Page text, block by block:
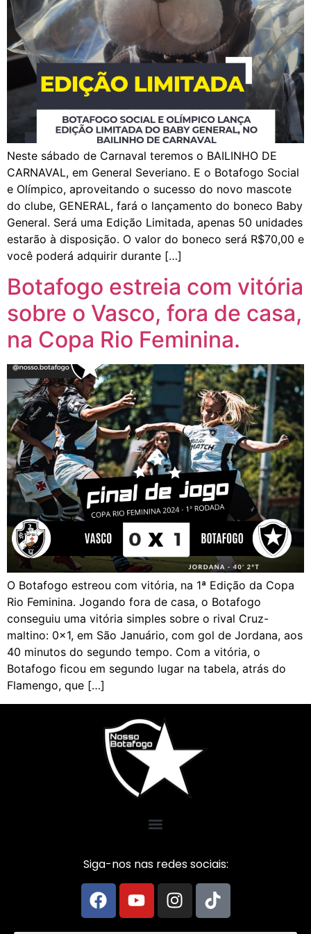
Neste sábado de Carnaval teremos o BAILINHO DE
CARNAVAL, em General Severiano. E o Botafogo Social
e Olímpico, aproveitando o sucesso do novo mascote
do clube, GENERAL, fará o lançamento do boneco Baby
General. Será uma Edição Limitada, apenas 50 unidades
estarão à disposição. O valor do boneco será R$70,00 e
você poderá adquirir durante […]
Botafogo estreia com vitória
sobre o Vasco, fora de casa,
na Copa Rio Feminina.
O Botafogo estreou com vitória, na 1ª Edição da Copa
Rio Feminina. Jogando fora de casa, o Botafogo
conseguiu uma vitória simples sobre o rival Cruz-
maltino: 0x1, em São Januário, com gol de Jordana, aos
40 minutos do segundo tempo. Com a vitória, o
Botafogo ficou em segundo lugar na tabela, atrás do
Flamengo, que […]
Siga-nos nas redes sociais: